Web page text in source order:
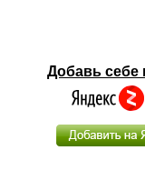
Добавь себе